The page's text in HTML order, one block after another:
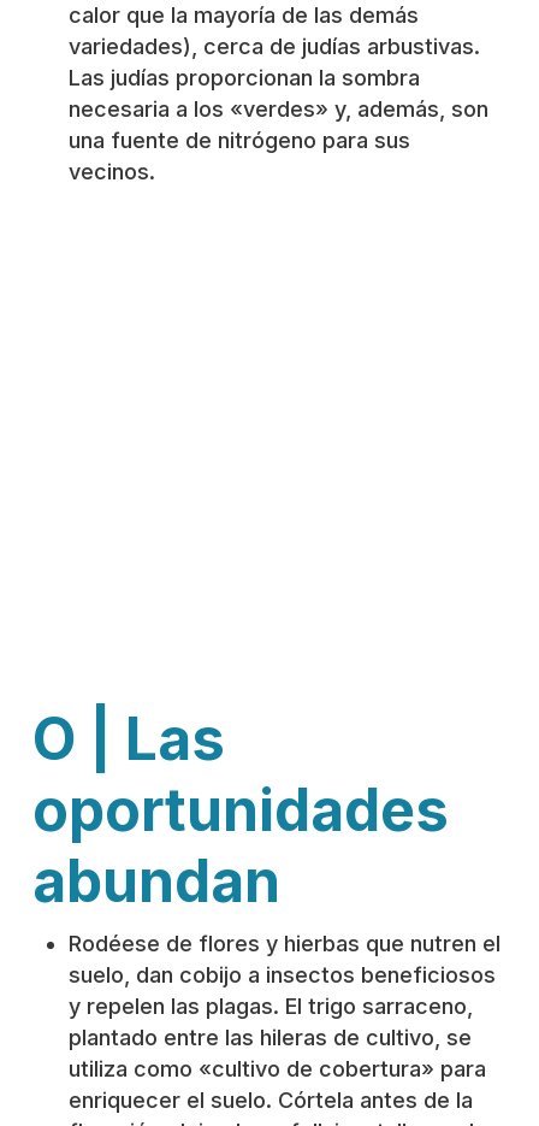
calor que la mayoría de las demás
variedades), cerca de judías arbustivas.
Las judías proporcionan la sombra
necesaria a los «verdes» y, además, son
una fuente de nitrógeno para sus
vecinos.
O | Las
oportunidades
abundan
Rodéese de flores y hierbas que nutren el
suelo, dan cobijo a insectos beneficiosos
y repelen las plagas. El trigo sarraceno,
plantado entre las hileras de cultivo, se
utiliza como «cultivo de cobertura» para
enriquecer el suelo. Córtela antes de la